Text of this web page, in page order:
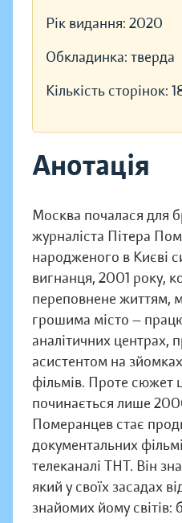
Рік видання: 2020
Обкладинка: тверда
Кількість сторінок:
Анотація
Москва почалася для
журналіста Пітера
народженого в Києві
вигнанця, 2001 року,
переповнене життям,
грошима місто —
аналітичних центрах,
асистентом на
фільмів. Проте сюжет
починається лише
Померанцев стає
документальних
телеканалі ТНТ. Він
який у своїх засадах
знайомих йому світів: